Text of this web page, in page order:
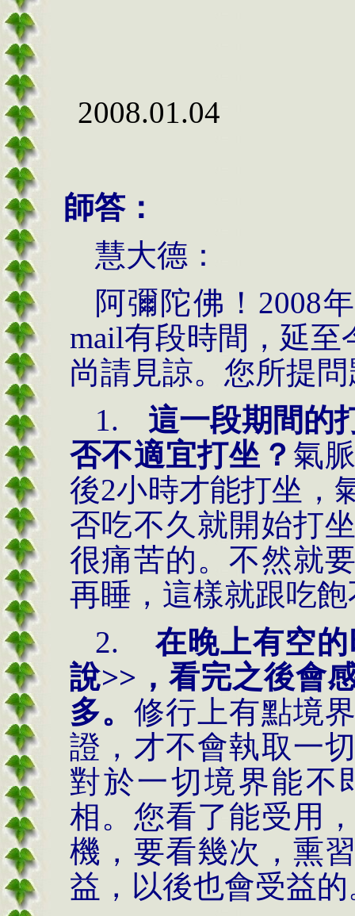
2008.01.04
師答：
慧大德：
阿彌陀佛！2008
mail有段時間，延至
尚請見諒。您所提
1.
這一段期間的
否不適宜打坐？ 氣
後2小時才能打坐，
否吃不久就開始打
很痛苦的。不然就
再睡，這樣就跟吃
2.
在晚上有空
說>>，看完之後會
多。 修行上有點境
證，才不會執取一
對於一切境界能不
相。您看了能受用
機，要看幾次，熏
益，以後也會受益的